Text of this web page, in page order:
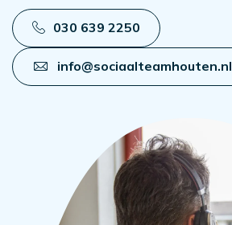
030 639 2250
info@sociaalteamhouten.nl